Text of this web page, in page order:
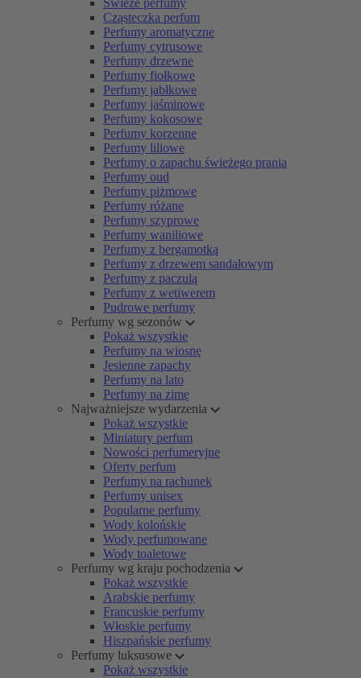
Świeże perfumy
Cząsteczka perfum
Perfumy aromatyczne
Perfumy cytrusowe
Perfumy drzewne
Perfumy fiołkowe
Perfumy jabłkowe
Perfumy jaśminowe
Perfumy kokosowe
Perfumy korzenne
Perfumy liliowe
Perfumy o zapachu świeżego prania
Perfumy oud
Perfumy piżmowe
Perfumy różane
Perfumy szyprowe
Perfumy waniliowe
Perfumy z bergamotką
Perfumy z drzewem sandałowym
Perfumy z paczulą
Perfumy z wetiwerem
Pudrowe perfumy
Perfumy wg sezonów
Pokaż wszystkie
Perfumy na wiosnę
Jesienne zapachy
Perfumy na lato
Perfumy na zimę
Najważniejsze wydarzenia
Pokaż wszystkie
Miniatury perfum
Nowości perfumeryjne
Oferty perfum
Perfumy na rachunek
Perfumy unisex
Popularne perfumy
Wody kolońskie
Wody perfumowane
Wody toaletowe
Perfumy wg kraju pochodzenia
Pokaż wszystkie
Arabskie perfumy
Francuskie perfumy
Włoskie perfumy
Hiszpańskie perfumy
Perfumy luksusowe
Pokaż wszystkie